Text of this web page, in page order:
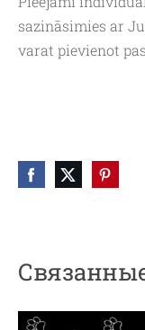
sazināsimies ar
varat pievienot